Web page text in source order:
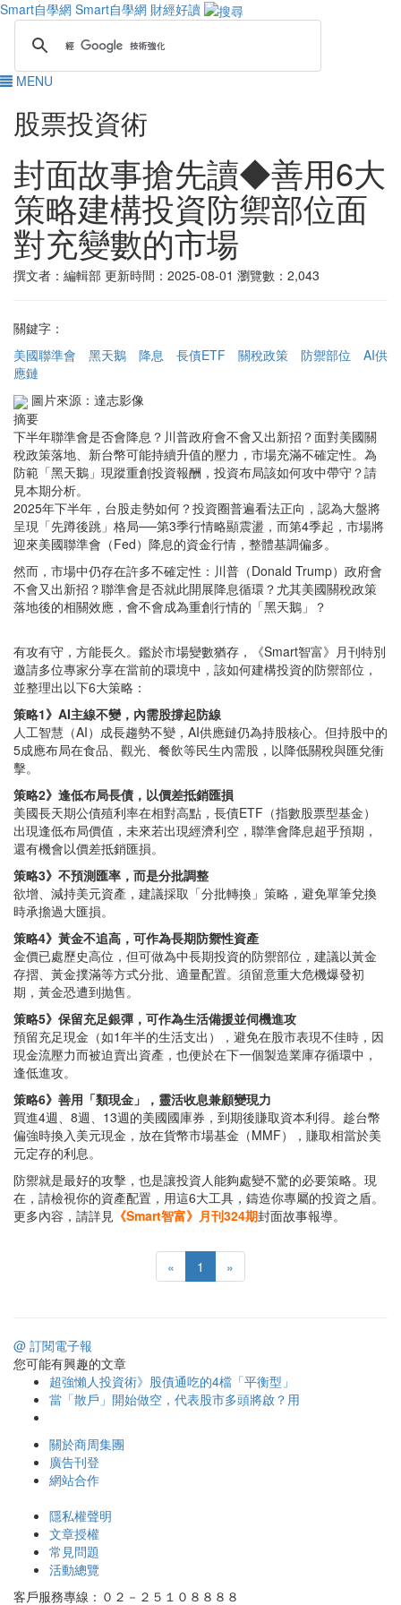
Smart自學網 Smart自學網 財經好讀
MENU
股票投資術
封面故事搶先讀◆善用6大
策略建構投資防禦部位面
對充變數的市場
撰文者：編輯部 更新時間：2025-08-01 瀏覽數：2,043
關鍵字：
美國聯準會
黑天鵝 降息 長債ETF 關稅政策 防禦部位
AI供
應鏈
圖片來源：達志影像
摘要
下半年聯準會是否會降息？川普政府會不會又出新招？面對美國關
稅政策落地、新台幣可能持續升值的壓力，市場充滿不確定性。為
防範「黑天鵝」現蹤重創投資報酬，投資布局該如何攻中帶守？請
見本期分析。
2025年下半年，台股走勢如何？投資圈普遍看法正向，認為大盤將
呈現「先蹲後跳」格局──第3季行情略顯震盪，而第4季起，市場將
迎來美國聯準會（Fed）降息的資金行情，整體基調偏多。
然而，市場中仍存在許多不確定性：川普（Donald Trump）政府會
不會又出新招？聯準會是否就此開展降息循環？尤其美國關稅政策
落地後的相關效應，會不會成為重創行情的「黑天鵝」？
有攻有守，方能長久。鑑於市場變數猶存，《Smart智富》月刊特別
邀請多位專家分享在當前的環境中，該如何建構投資的防禦部位，
並整理出以下6大策略：
策略1》AI主線不變，內需股撐起防線
人工智慧（AI）成長趨勢不變，AI供應鏈仍為持股核心。但持股中的
5成應布局在食品、觀光、餐飲等民生內需股，以降低關稅與匯兌衝
擊。
策略2》逢低布局長債，以價差抵銷匯損
美國長天期公債殖利率在相對高點，長債ETF（指數股票型基金）
出現逢低布局價值，未來若出現經濟利空，聯準會降息超乎預期，
還有機會以價差抵銷匯損。
策略3》不預測匯率，而是分批調整
欲增、減持美元資產，建議採取「分批轉換」策略，避免單筆兌換
時承擔過大匯損。
策略4》黃金不追高，可作為長期防禦性資產
金價已處歷史高位，但可做為中長期投資的防禦部位，建議以黃金
存摺、黃金撲滿等方式分批、適量配置。須留意重大危機爆發初
期，黃金恐遭到抛售。
策略5》保留充足銀彈，可作為生活備援並伺機進攻
預留充足現金（如1年半的生活支出），避免在股市表現不佳時，因
現金流壓力而被迫賣出資產，也便於在下一個製造業庫存循環中，
逢低進攻。
策略6》善用「類現金」，靈活收息兼顧變現力
買進4週、8週、13週的美國國庫券，到期後賺取資本利得。趁台幣
偏強時換入美元現金，放在貨幣市場基金（MMF），賺取相當於美
元定存的利息。
防禦就是最好的攻擊，也是讓投資人能夠處變不驚的必要策略。現
在，請檢視你的資產配置，用這6大工具，鑄造你專屬的投資之盾。
更多內容，請詳見 《Smart智富》月刊324期封面故事報導。
« 1 »
@ 訂閱電子報
您可能有興趣的文章
超強懶人投資術》股債通吃的4檔「平衡型」
當「散戶」開始做空，代表股市多頭將啟？用
關於商周集團
廣告刊登
網站合作
隱私權聲明
文章授權
常見問題
活動總覽
客戶服務專線：０２－２５１０８８８８